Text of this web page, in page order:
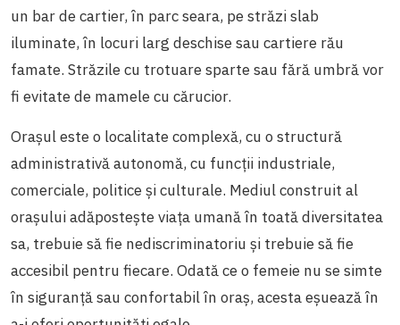
un bar de cartier, în parc seara, pe străzi slab
iluminate, în locuri larg deschise sau cartiere rău
famate. Străzile cu trotuare sparte sau fără umbră vor
fi evitate de mamele cu cărucior.
Orașul este o localitate complexă, cu o structură
administrativă autonomă, cu funcții industriale,
comerciale, politice și culturale. Mediul construit al
orașului adăpostește viața umană în toată diversitatea
sa, trebuie să fie nediscriminatoriu și trebuie să fie
accesibil pentru fiecare. Odată ce o femeie nu se simte
în siguranță sau confortabil în oraș, acesta eșuează în